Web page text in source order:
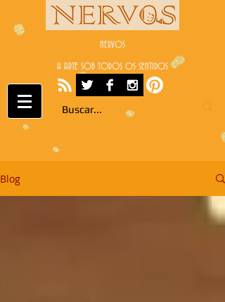
NERVOS
A ARTE SOB TODOS OS SENTIDOS
Blog